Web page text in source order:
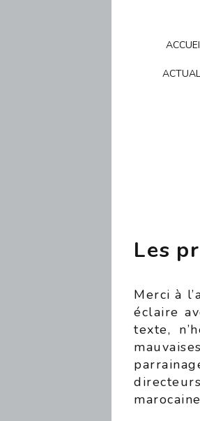
Les
Merci à
éclaire
texte,